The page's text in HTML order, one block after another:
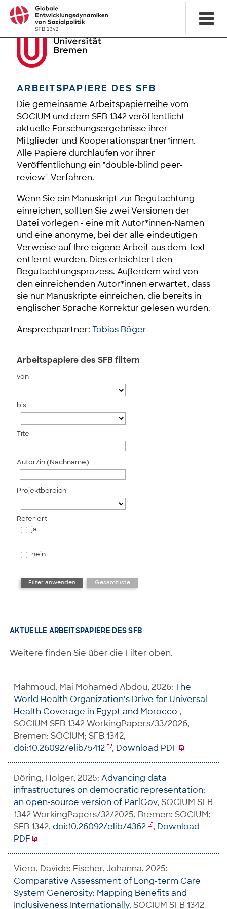
ARBEITSPAPIERE DES SFB
Die gemeinsame Arbeitspapierreihe vom
SOCIUM und dem SFB 1342 veröffentlicht
aktuelle Forschungsergebnisse ihrer
Mitglieder und Kooperationspartner*innen.
Alle Papiere durchlaufen vor ihrer
Veröffentlichung ein "double-blind peer-
review"-Verfahren.
Wenn Sie ein Manuskript zur Begutachtung
einreichen, sollten Sie zwei Versionen der
Datei vorlegen - eine mit Autor*innen-Namen
und eine anonyme, bei der alle eindeutigen
Verweise auf Ihre eigene Arbeit aus dem Text
entfernt wurden. Dies erleichtert den
Begutachtungsprozess. Außerdem wird von
den einreichenden Autor*innen erwartet, dass
sie nur Manuskripte einreichen, die bereits in
englischer Sprache Korrektur gelesen wurden.
Ansprechpartner: Tobias Böger
Arbeitspapiere des SFB filtern
von
bis
Titel
Autor/in (Nachname)
Projektbereich
Referiert
ja
nein
AKTUELLE ARBEITSPAPIERE DES SFB
Weitere finden Sie über die Filter oben.
Mahmoud, Mai Mohamed Abdou, 2026: The
World Health Organization‘s Drive for Universal
Health Coverage in Egypt and Morocco ,
SOCIUM SFB 1342 WorkingPapers/33/2026,
Bremen: SOCIUM; SFB 1342,
doi:10.26092/elib/5412
, Download PDF
Döring, Holger, 2025: Advancing data
infrastructures on democratic representation:
an open-source version of ParlGov, SOCIUM SFB
1342 WorkingPapers/32/2025, Bremen: SOCIUM;
SFB 1342, doi:10.26092/elib/4362 , Download
PDF
Viero, Davide; Fischer, Johanna, 2025:
Comparative Assessment of Long-term Care
System Generosity: Mapping Benefits and
Inclusiveness Internationally, SOCIUM SFB 1342